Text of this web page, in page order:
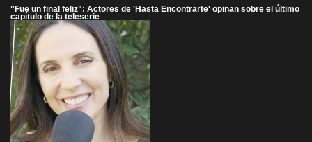
"Fue un final feliz": Actores de 'Hasta Encontrarte' opinan sobre el último
capítulo de la teleserie